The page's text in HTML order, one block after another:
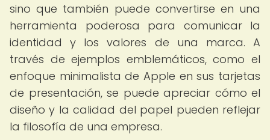
sino que también puede convertirse en una
herramienta poderosa para comunicar la
identidad y los valores de una marca. A
través de ejemplos emblemáticos, como el
enfoque minimalista de Apple en sus tarjetas
de presentación, se puede apreciar cómo el
diseño y la calidad del papel pueden reflejar
la filosofía de una empresa.